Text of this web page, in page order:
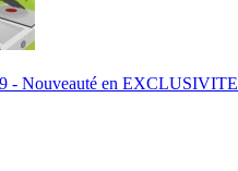
- Nouveauté en EXCLUSIVITE